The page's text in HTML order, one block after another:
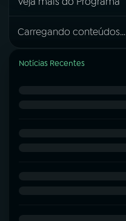
Carregando conteúdos...
Notícias Recentes